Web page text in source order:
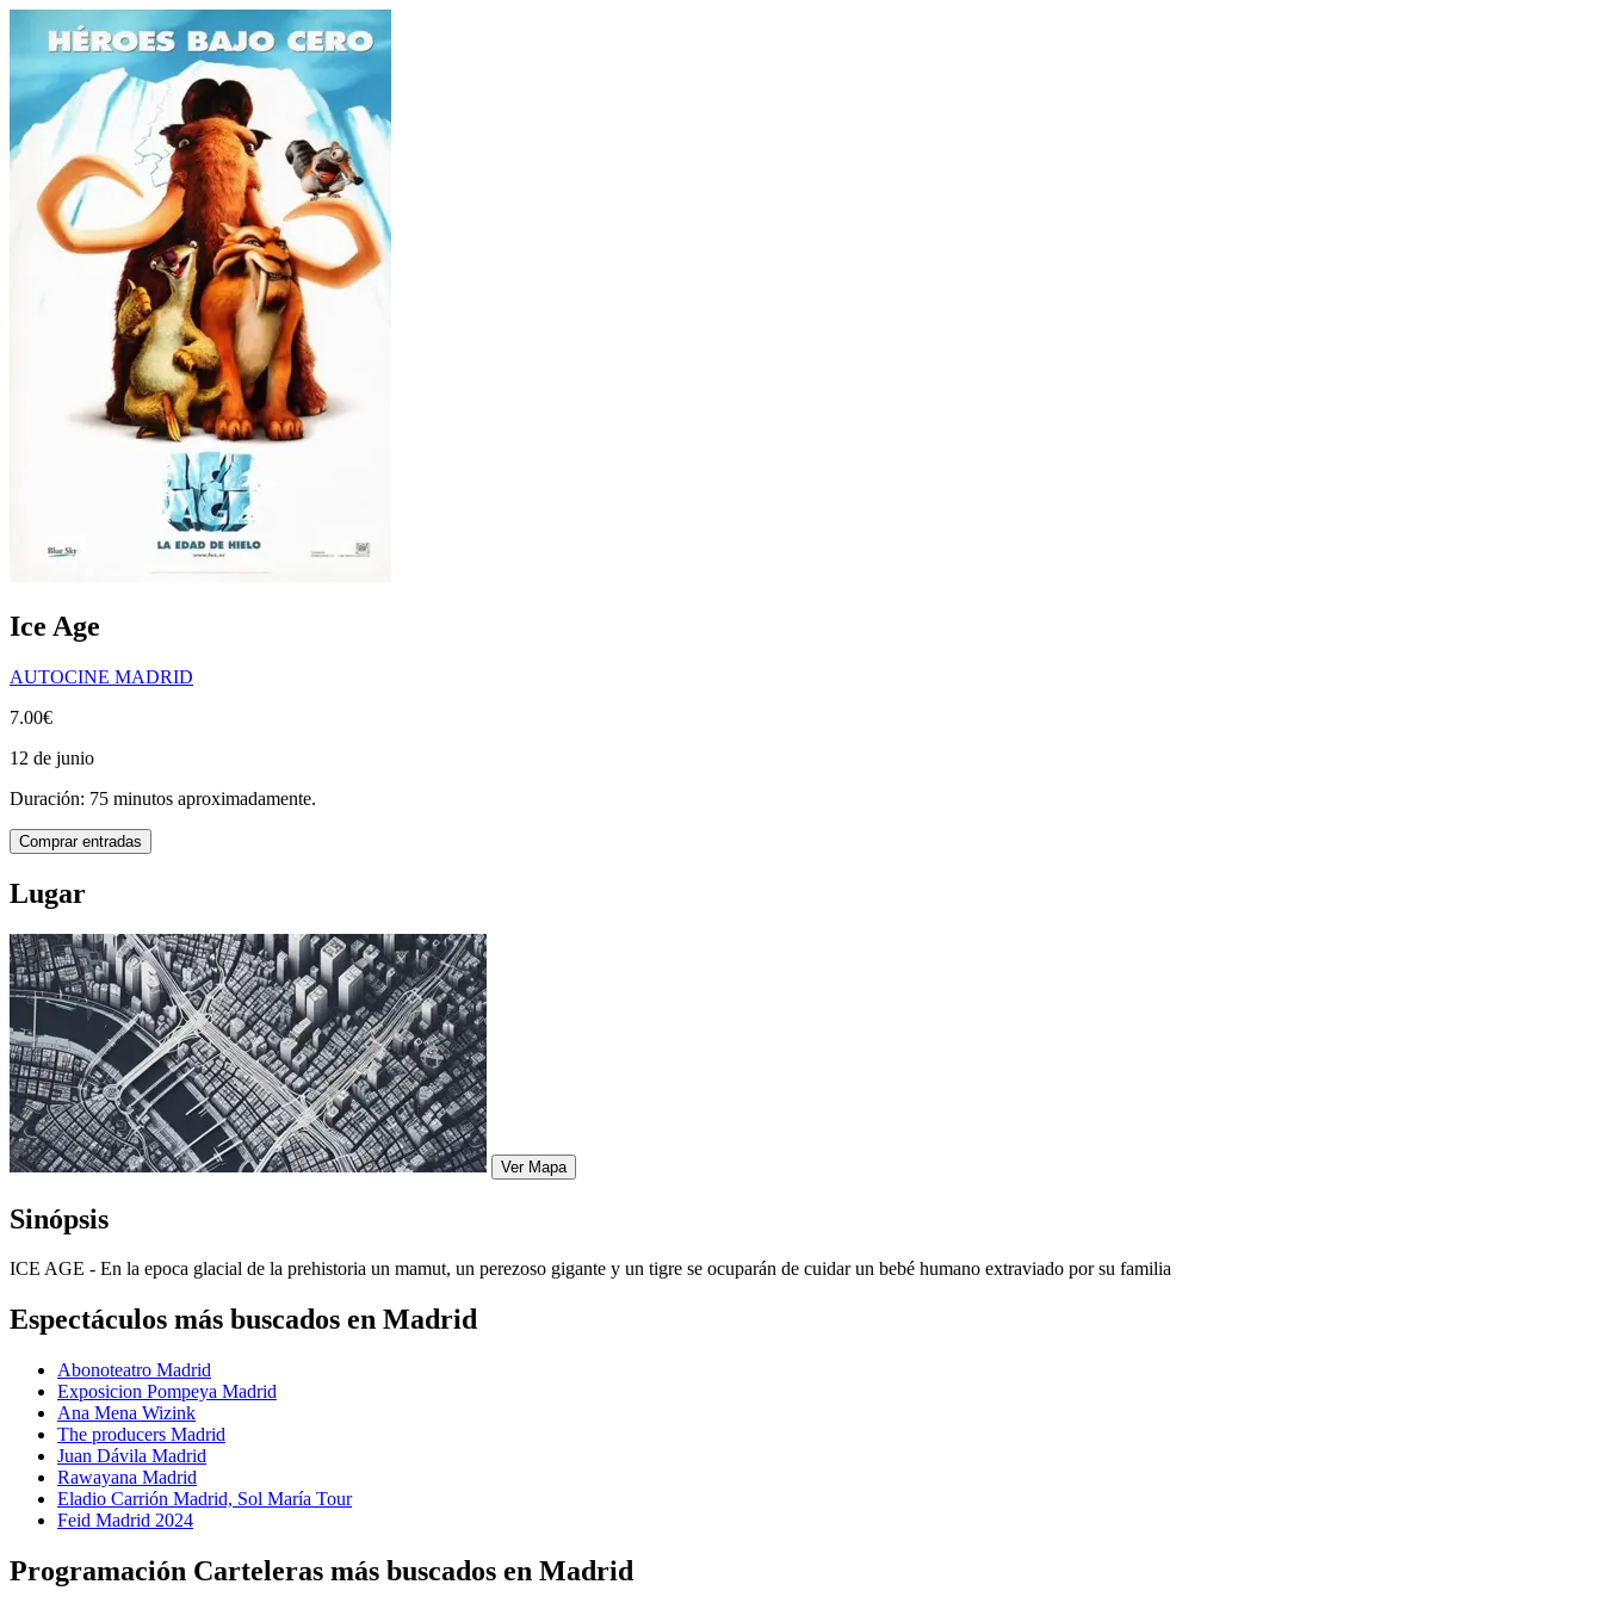
Ice Age
AUTOCINE MADRID
7.00€
12 de junio
Duración: 75 minutos aproximadamente.
Comprar entradas
Lugar
Ver Mapa
Sinópsis
ICE AGE - En la epoca glacial de la prehistoria un mamut, un perezoso gigante y un tigre se ocuparán de cuidar un bebé humano extraviado por su familia
Espectáculos más buscados en Madrid
Abonoteatro Madrid
Exposicion Pompeya Madrid
Ana Mena Wizink
The producers Madrid
Juan Dávila Madrid
Rawayana Madrid
Eladio Carrión Madrid, Sol María Tour
Feid Madrid 2024
Programación Carteleras más buscados en Madrid